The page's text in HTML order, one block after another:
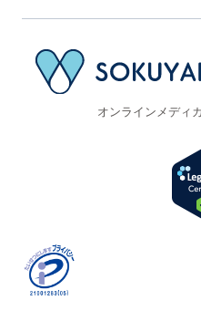
オンラインメディ